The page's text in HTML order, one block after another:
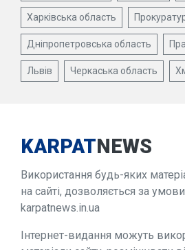
Харківська область
Дніпропетровська область
Львів Черкаська область
KARPATNEWS
Використання будь-яких
на сайті, дозволяється за
karpatnews.in.ua
Інтернет-видання можуть